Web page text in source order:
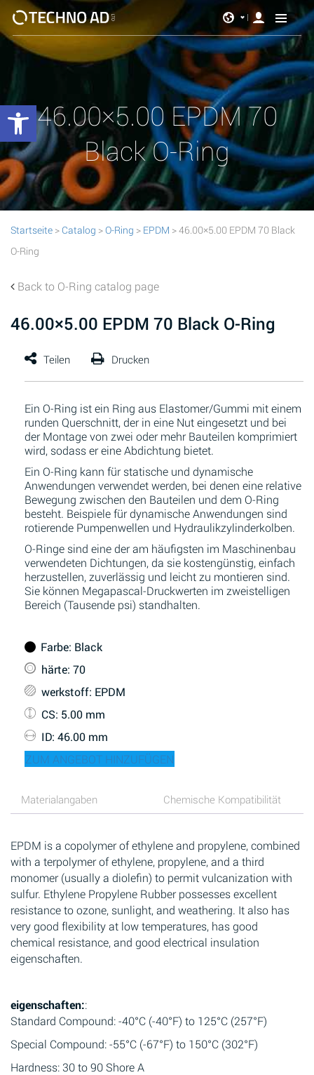
46.00×5.00 EPDM 70
Black O-Ring
Startseite > Catalog >O-Ring > EPDM > 46.00×5.00 EPDM 70 Black
O-Ring
Back to O-Ring catalog page
46.00×5.00 EPDM 70 Black O-Ring
Ein O-Ring ist ein Ring aus Elastomer/Gummi mit einem
runden Querschnitt, der in eine Nut eingesetzt und bei
der Montage von zwei oder mehr Bauteilen komprimiert
wird, sodass er eine Abdichtung bietet.
Ein O-Ring kann für statische und dynamische
Anwendungen verwendet werden, bei denen eine relative
Bewegung zwischen den Bauteilen und dem O-Ring
besteht. Beispiele für dynamische Anwendungen sind
rotierende Pumpenwellen und Hydraulikzylinderkolben.
O-Ringe sind eine der am häufigsten im Maschinenbau
verwendeten Dichtungen, da sie kostengünstig, einfach
herzustellen, zuverlässig und leicht zu montieren sind.
Sie können Megapascal-Druckwerten im zweistelligen
Bereich (Tausende psi) standhalten.
Farbe: Black
härte: 70
werkstoff: EPDM
CS: 5.00 mm
ID: 46.00 mm
ZUM ANGEBOT HINZUFÜGEN
Materialangaben Chemische Kompatibilität
EPDM is a copolymer of ethylene and propylene, combined
with a terpolymer of ethylene, propylene, and a third
monomer (usually a diolefin) to permit vulcanization with
sulfur. Ethylene Propylene Rubber possesses excellent
resistance to ozone, sunlight, and weathering. It also has
very good flexibility at low temperatures, has good
chemical resistance, and good electrical insulation
eigenschaften.
eigenschaften::
Standard Compound: -40°C (-40°F) to 125°C (257°F)
Special Compound: -55°C (-67°F) to 150°C (302°F)
Hardness: 30 to 90 Shore A
Werkzeugleiste öffnen